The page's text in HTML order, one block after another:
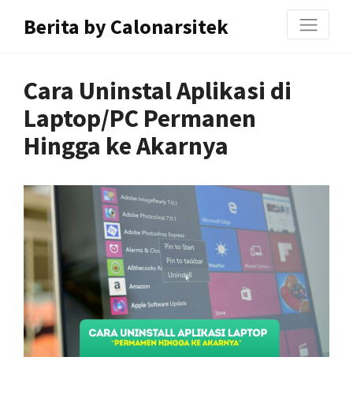
Berita by Calonarsitek
Cara Uninstal Aplikasi di
Laptop/PC Permanen
Hingga ke Akarnya